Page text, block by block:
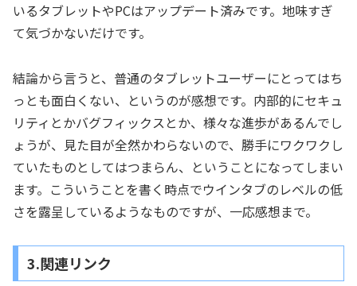
いるタブレットやPCはアップデート済みです。地味すぎ
て気づかないだけです。
結論から言うと、普通のタブレットユーザーにとってはち
っとも面白くない、というのが感想です。内部的にセキュ
リティとかバグフィックスとか、様々な進歩があるんでし
ょうが、見た目が全然かわらないので、勝手にワクワクし
ていたものとしてはつまらん、ということになってしまい
ます。こういうことを書く時点でウインタブのレベルの低
さを露呈しているようなものですが、一応感想まで。
3.関連リンク